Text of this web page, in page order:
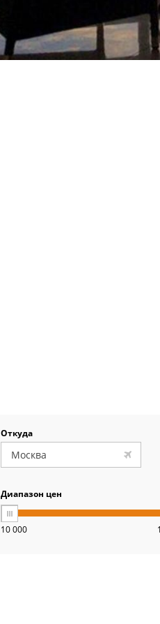
Откуда
Диапазон цен
10 000